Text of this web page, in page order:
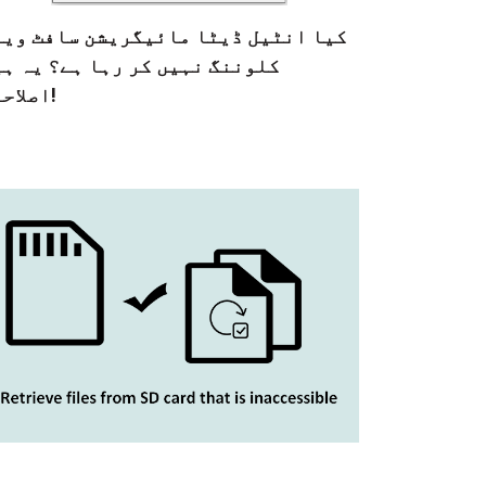
کیا انٹیل ڈیٹا مائیگریشن سافٹ
کلوننگ نہیں کر رہا ہے؟ یہ
اصلاحات!